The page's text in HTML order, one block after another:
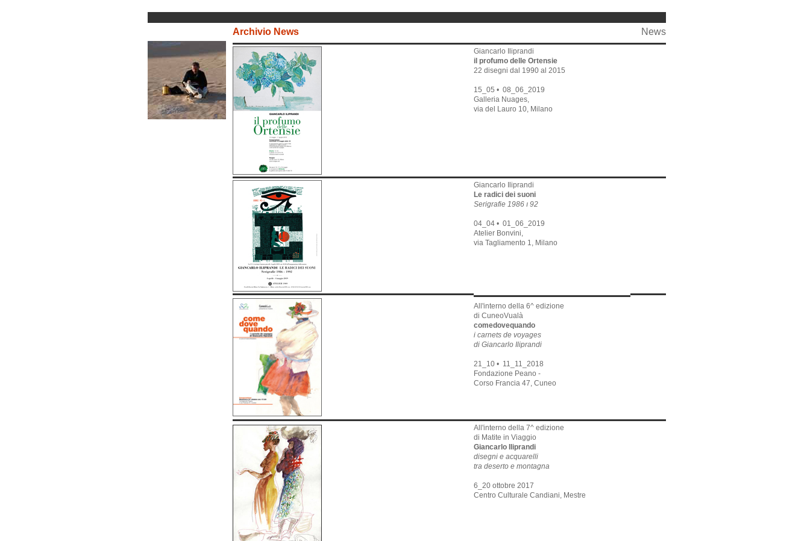
Archivio News News
Giancarlo Iliprandi
il profumo delle Ortensie
22 disegni dal 1990 al 2015
15_05 • 08_06_2019
Galleria Nuages,
via del Lauro 10, Milano
Giancarlo Iliprandi
Le radici dei suoni
Serigrafie 1986 ı 92
04_04 • 01_06_2019
Atelier Bonvini,
via Tagliamento 1, Milano
All'interno della 6^ edizione
di CuneoVualà
comedovequando
i carnets de voyages
di Giancarlo Iliprandi
21_10 • 11_11_2018
Fondazione Peano -
Corso Francia 47, Cuneo
All'interno della 7^ edizione
di Matite in Viaggio
Giancarlo Iliprandi
disegni e acquarelli
tra deserto e montagna
6_20 ottobre 2017
Centro Culturale Candiani, Mestre